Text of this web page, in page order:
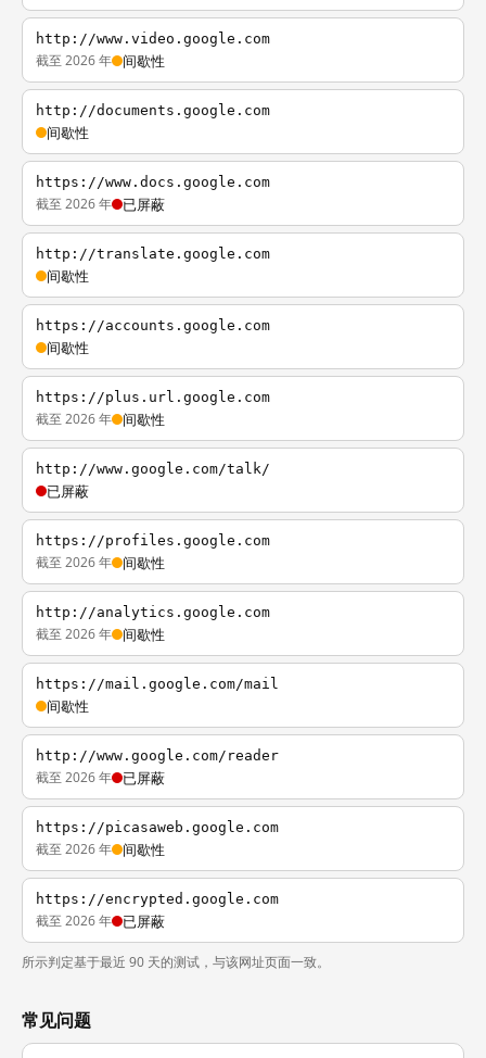
http://www.video.google.com
截至 2026 年 间歇性
http://documents.google.com
间歇性
https://www.docs.google.com
截至 2026 年 已屏蔽
http://translate.google.com
间歇性
https://accounts.google.com
间歇性
https://plus.url.google.com
截至 2026 年 间歇性
http://www.google.com/talk/
已屏蔽
https://profiles.google.com
截至 2026 年 间歇性
http://analytics.google.com
截至 2026 年 间歇性
https://mail.google.com/mail
间歇性
http://www.google.com/reader
截至 2026 年 已屏蔽
https://picasaweb.google.com
截至 2026 年 间歇性
https://encrypted.google.com
截至 2026 年 已屏蔽
所示判定基于最近 90 天的测试，与该网址页面一致。
常见问题